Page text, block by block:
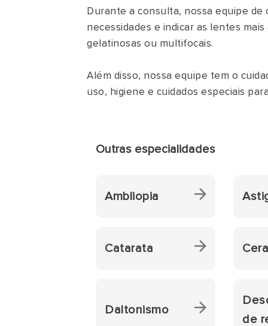
Durante a consulta, nossa equipe
necessidades e indicar as lentes
gelatinosas ou multifocais.
Além disso, nossa equipe tem o
uso, higiene e cuidados especiais
Outras especialidades
Ambliopia
Catarata
Daltonismo
de